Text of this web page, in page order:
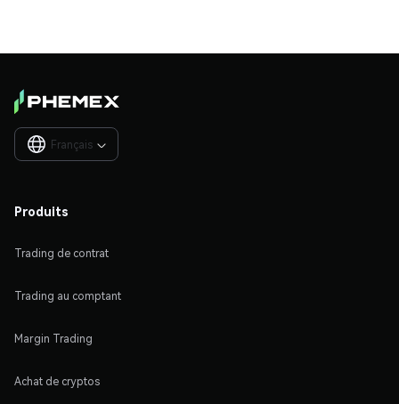
Français 
Produits
Trading de contrat
Trading au comptant
Margin Trading
Achat de cryptos